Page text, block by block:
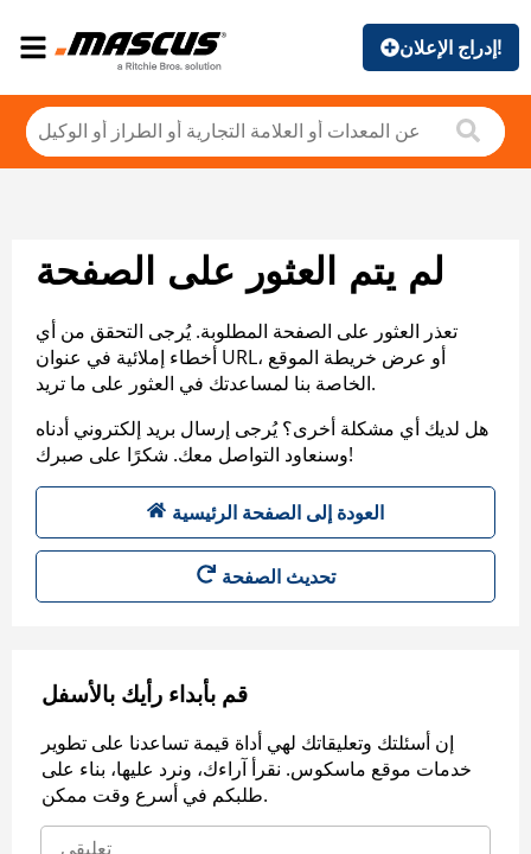
إدراج الإعلان!
لم يتم العثور على الصفحة
تعذر العثور على الصفحة المطلوبة. يُرجى التحقق من أي
أخطاء إملائية في عنوان URL، أو عرض خريطة الموقع
الخاصة بنا لمساعدتك في العثور على ما تريد.
هل لديك أي مشكلة أخرى؟ يُرجى إرسال بريد إلكتروني أدناه
وسنعاود التواصل معك. شكرًا على صبرك!
العودة إلى الصفحة الرئيسية
تحديث الصفحة
قم بأبداء رأيك بالأسفل
إن أسئلتك وتعليقاتك لهي أداة قيمة تساعدنا على تطوير
خدمات موقع ماسكوس. نقرأ آراءك، ونرد عليها، بناء على
طلبكم في أسرع وقت ممكن.